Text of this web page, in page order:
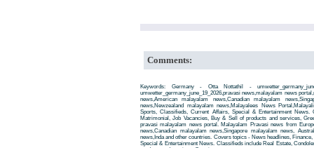
Comments:
Keywords: Germany - Otta Nottathil -
umwetter_germany_june_19_2026,pravasi news,malayalam news
news,American malayalam news,Canadian malayalam
news,Newzealand malayalam news,Malayalees News
Sports, Classifieds, Current Affairs, Special & Entertainment News.
Matrimonial, Job Vacancies, Buy & Sell of products and services,
pravasi malayalam news portal. Malayalam Pravasi news from
news,Canadian malayalam news,Singapore malayalam news,
news,Inda and other countries. Covers topics - News headlines,
Special & Entertainment News. Classifieds include Real Estate,